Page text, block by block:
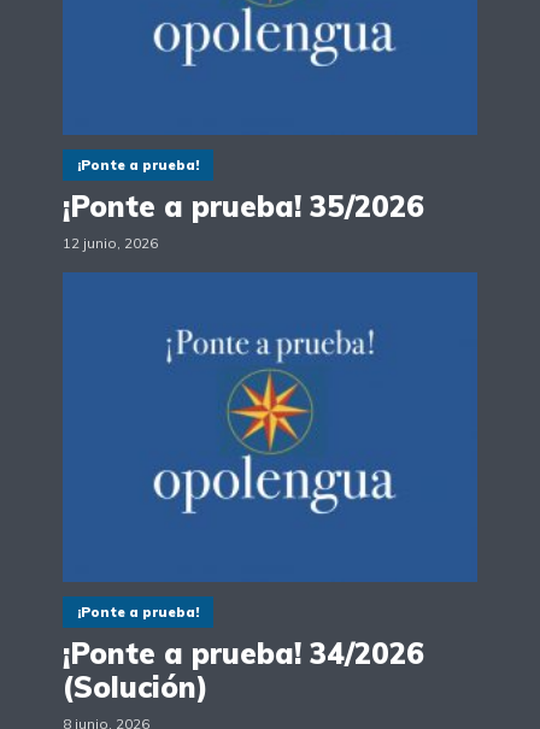
¡Ponte a prueba!
¡Ponte a prueba! 35/2026
12 junio, 2026
¡Ponte a prueba!
¡Ponte a prueba! 34/2026
(Solución)
8 junio, 2026